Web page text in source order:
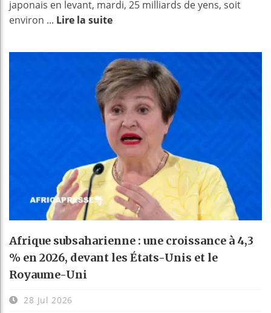
japonais en levant, mardi, 25 milliards de yens, soit
environ ... Lire la suite
Afrique subsaharienne : une croissance à 4,3
% en 2026, devant les États-Unis et le
Royaume-Uni
28 Jul 2026